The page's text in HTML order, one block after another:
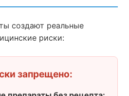
создают реальные
риски:
запрещено: